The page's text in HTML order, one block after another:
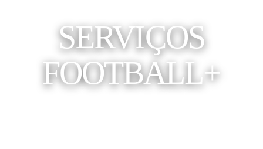
SERVIÇOS
FOOTBALL+